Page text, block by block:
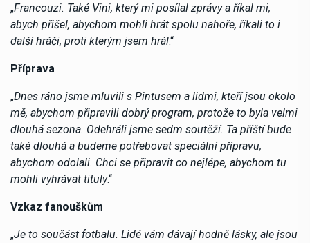
„Francouzi. Také Vini, který mi posílal zprávy a říkal mi,
abych přišel, abychom mohli hrát spolu nahoře, říkali to i
další hráči, proti kterým jsem hrál.“
Příprava
„Dnes ráno jsme mluvili s Pintusem a lidmi, kteří jsou okolo
mě, abychom připravili dobrý program, protože to byla velmi
dlouhá sezona. Odehráli jsme sedm soutěží. Ta příští bude
také dlouhá a budeme potřebovat speciální přípravu,
abychom odolali. Chci se připravit co nejlépe, abychom tu
mohli vyhrávat tituly.“
Vzkaz fanouškům
„Je to součást fotbalu. Lidé vám dávají hodně lásky, ale jsou